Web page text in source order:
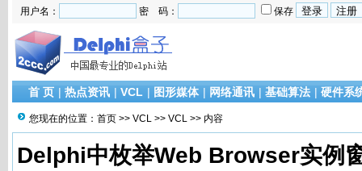
用户名： 密 码： 保存
首 页 | 热点资讯 | VCL | 图形媒体 | 网络通讯 | 基础算法 | 硬件系
您现在的位置： 首页 >> VCL >> VCL >> 内容
Delphi中枚举Web Browser实例